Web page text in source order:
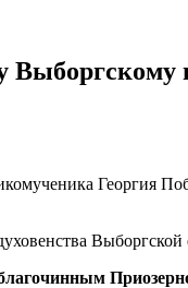
Георгия
Выборгской